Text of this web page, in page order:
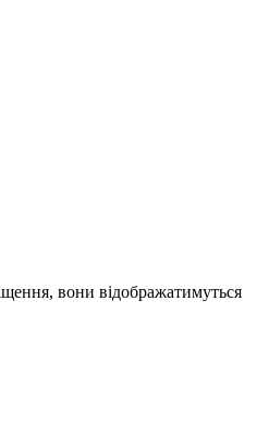
вони відображатимуться